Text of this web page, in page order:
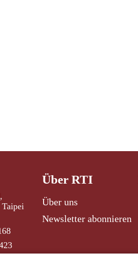
Über RTI
Über uns
Newsletter abonnieren